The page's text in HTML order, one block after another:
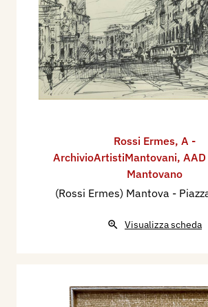
Rossi Ermes, A -
ArchivioArtistiMantovani,
Mantovano
(Rossi Ermes) Mantova -
Visualizza scheda